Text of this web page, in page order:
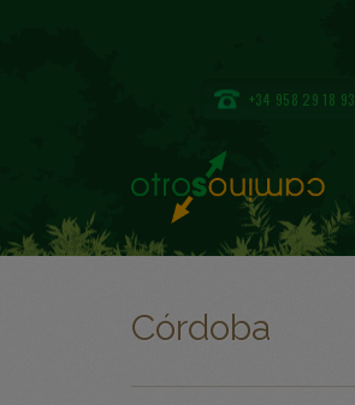
+34 958 29 18 93
Córdoba